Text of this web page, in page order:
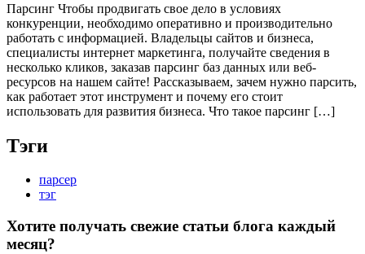
Парсинг Чтобы продвигать свое дело в условиях
конкуренции, необходимо оперативно и производительно
работать с информацией. Владельцы сайтов и бизнеса,
специалисты интернет маркетинга, получайте сведения в
несколько кликов, заказав парсинг баз данных или веб-
ресурсов на нашем сайте! Рассказываем, зачем нужно парсить,
как работает этот инструмент и почему его стоит
использовать для развития бизнеса. Что такое парсинг […]
Тэги
парсер
тэг
Хотите получать свежие статьи блога каждый
месяц?